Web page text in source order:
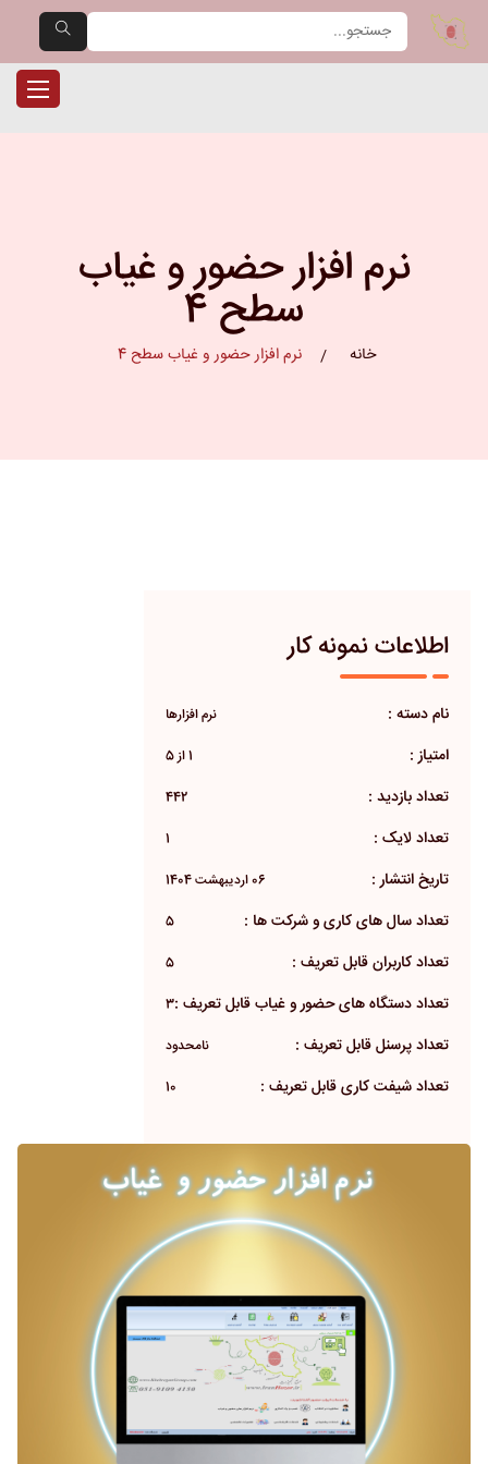
ایران حضور — مرجع تخصصی
ناوبری
نرم افزار حضور و غیاب
سطح 4
خانه نرم افزار حضور و غیاب سطح 4
اطلاعات نمونه کار
نام دسته : نرم افزارها
امتیاز : 1 از 5
تعداد بازدید : 442
تعداد لایک : 1
تاریخ انتشار : 06 اردیبهشت 1404
تعداد سال های کاری و شرکت ها : 5
تعداد کاربران قابل تعریف : 5
تعداد دستگاه های حضور و غیاب قابل تعریف :3
تعداد پرسنل قابل تعریف : نامحدود
تعداد شیفت کاری قابل تعریف : 10